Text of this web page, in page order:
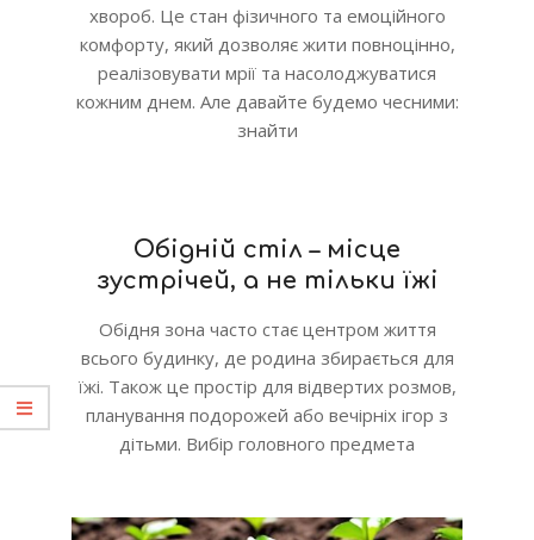
хвороб. Це стан фізичного та емоційного
комфорту, який дозволяє жити повноцінно,
реалізовувати мрії та насолоджуватися
кожним днем. Але давайте будемо чесними:
знайти
Обідній стіл – місце
зустрічей, а не тільки їжі
Обідня зона часто стає центром життя
всього будинку, де родина збирається для
їжі. Також це простір для відвертих розмов,
планування подорожей або вечірніх ігор з
дітьми. Вибір головного предмета